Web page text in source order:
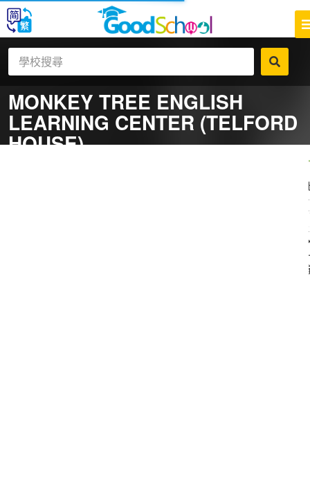
MONKEY TREE ENGLISH
LEARNING CENTER (TELFORD
HOUSE)
社